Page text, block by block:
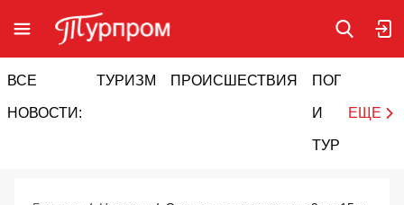
ВСЕ
НОВОСТИ:
ТУРИЗМ ПРОИСШЕСТВИЯ ПОГОДА
И
ТУРИЗМ
ЕЩЕ